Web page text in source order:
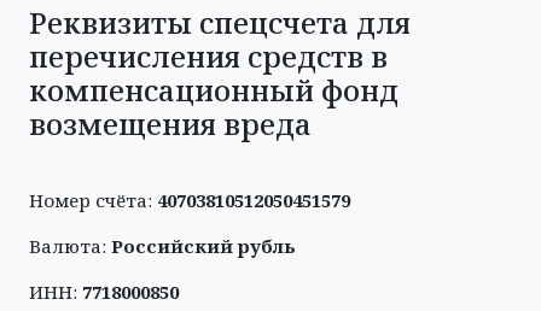
Реквизиты спецсчета для
перечисления средств в
компенсационный фонд
возмещения вреда
Номер счёта: 40703810512050451579
Валюта: Российский рубль
ИНН: 7718000850